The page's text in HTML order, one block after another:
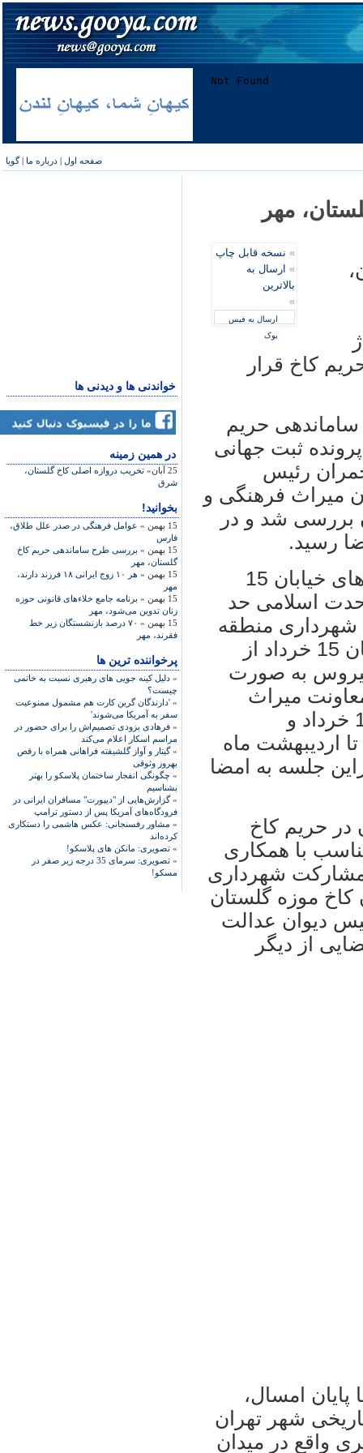
صفحه اول | درباره ما |گویا
خواندنی ها و دیدنی ها
در همين زمينه
25 آبان»
تخريب دروازه اصلی کاخ گلستان،
شرق
بخوانید!
15 بهمن »
عوامل فرهنگی در صدر علل طلاق،
فارس
15 بهمن »
بررسی طرح ساماندهی حریم کاخ
گلستان، مهر
15 بهمن »
هر ۱۰ زوج ایرانی ۱۸ فرزند دارند،
مهر
15 بهمن »
برنامه جامع خلاءهای قانونی حوزه
زنان تدوین می‌شود، مهر
15 بهمن »
۷۰ درصد بازنشستگان زیر خط
فقرند، مهر
پرخواننده ترین ها
» دلیل کینه جویی های رهبری نسبت به خاتمی
چیست؟
» 'دارندگان گرین کارت هم مشمول ممنوعیت
سفر به آمریکا می‌شوند'
» فرهادی بزودی تصمیم‌اش را برای حضور در
مراسم اسکار اعلام می‌کند
»گیتار و آواز گلشیفته فراهانی همراه با رقص
بهروز وثوقی
» چگونگی انفجار ساختمان پلاسکو را بهتر
بشناسیم
»گزارش‌هایی از "دیپورت" مسافران ایرانی در
فرودگاه‌های آمریکا پس از دستور ترامپ
» مشاور رفسنجانی: عکس هاشمی را دستکاری
کرده‌اند
» تصویری: مانکن های پلاسکو!
»
تصویری: سرمای 35 درجه زیر صفر در
مسکو!
مهر
» نسخه قابل چاپ
» ارسال به
بالاترین
»
ارسال به فیس
بوک
کاخ قرار
حریم
ثبت جهانی
رئیس
میراث فرهنگی و
بررسی شد و در
ساماندهی، بهسازی و زیباسازی جداره های خیابان 15
اسلامی حد
شهرداری منطقه
12، ساماندهی، مرمت و جداسازی خیابان 15 خرداد از
و محله سیروس به صورت
میراث
فرهنگی کشور، اجرای مبلمان خیابان 15 خرداد و
اردیبهشت ماه
جلسه به امضا
در حریم کاخ
با همکاری
و مشارکت شهرداری
کاخ موزه گلستان
دیوان عدالت
از دیگر
امسال،
شهر تهران
واقع در میدان